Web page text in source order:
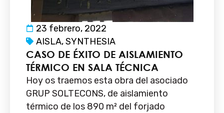
23 febrero, 2022
AISLA,SYNTHESIA
CASO DE ÉXITO DE AISLAMIENTO
TÉRMICO EN SALA TÉCNICA
Hoy os traemos esta obra del asociado
GRUP SOLTECONS, de aislamiento
térmico de los 890 m² del forjado